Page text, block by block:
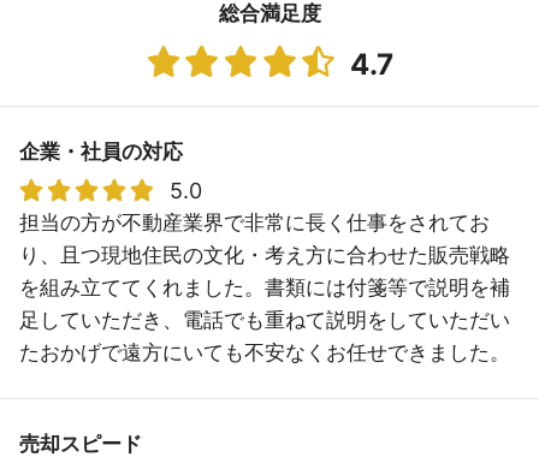
総合満足度
4.7
企業・社員の対応
5.0
担当の方が不動産業界で非常に長く仕事をされてお
り、且つ現地住民の文化・考え方に合わせた販売戦略
を組み立ててくれました。書類には付箋等で説明を補
足していただき、電話でも重ねて説明をしていただい
たおかげで遠方にいても不安なくお任せできました。
売却スピード